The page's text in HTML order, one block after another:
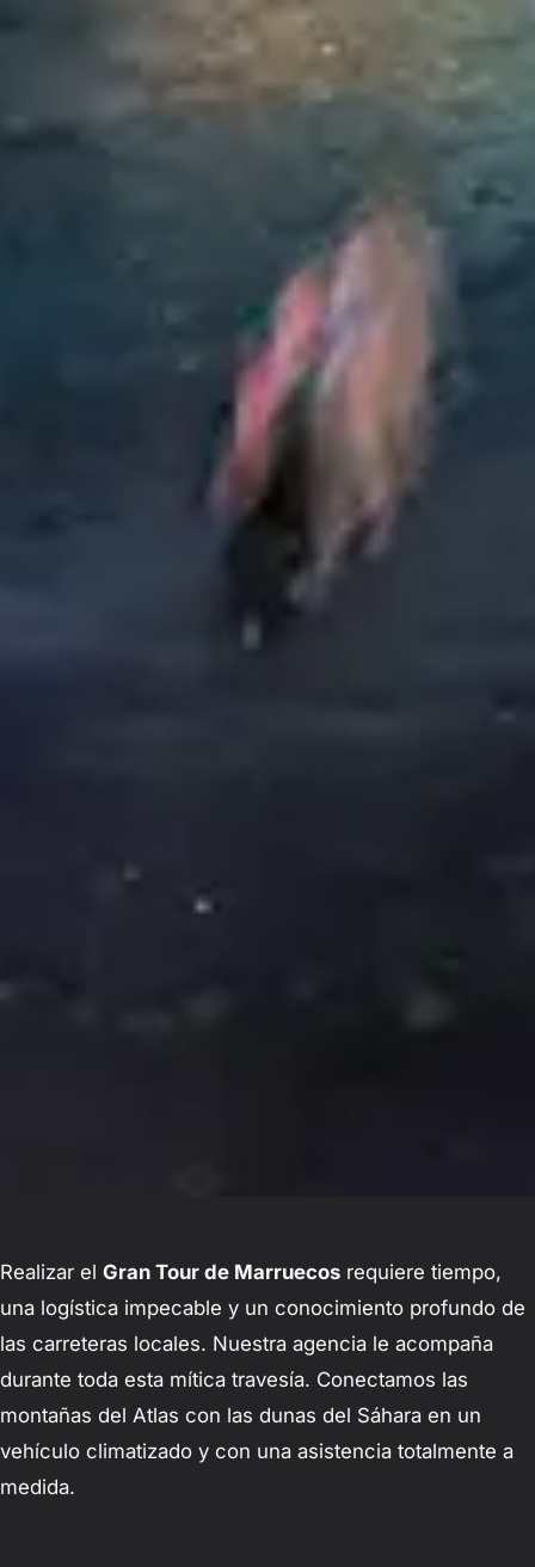
Realizar el Gran Tour de Marruecos requiere tiempo,
una logística impecable y un conocimiento profundo de
las carreteras locales. Nuestra agencia le acompaña
durante toda esta mítica travesía. Conectamos las
montañas del Atlas con las dunas del Sáhara en un
vehículo climatizado y con una asistencia totalmente a
medida.